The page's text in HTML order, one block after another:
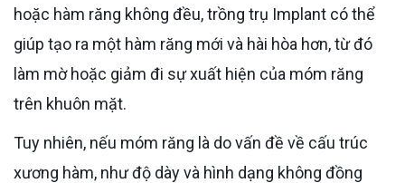
hoặc hàm răng không đều, trồng trụ Implant có thể
giúp tạo ra một hàm răng mới và hài hòa hơn, từ đó
làm mờ hoặc giảm đi sự xuất hiện của móm răng
trên khuôn mặt.
Tuy nhiên, nếu móm răng là do vấn đề về cấu trúc
xương hàm, như độ dày và hình dạng không đồng